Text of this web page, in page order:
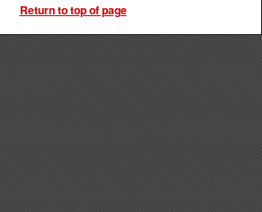
Return to top of page